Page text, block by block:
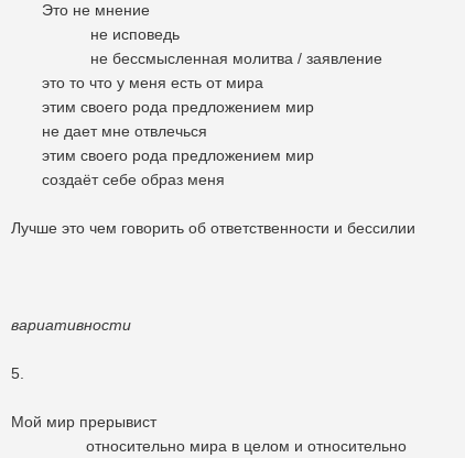
Это не мнение
не исповедь
не бессмысленная молитва / заявление
это то что у меня есть от мира
этим своего рода предложением мир
не дает мне отвлечься
этим своего рода предложением мир
создаёт себе образ меня
Лучше это чем говорить об ответственности и бессилии
вариативности
5.
Мой мир прерывист
относительно мира в целом и относительно